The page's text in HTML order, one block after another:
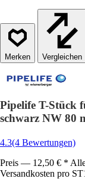
Vergleichen
Pipelife T-Stück
schwarz NW 80
4.3(4 Bewertungen)
Preis — 12,50 € *
Versandkosten pro ST